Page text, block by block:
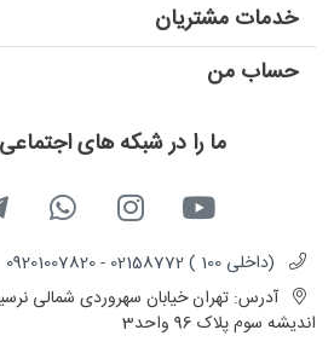
ما را در شبکه های
(داخلی 100 ) 02158772 - 09201007820
آدرس: تهران خیابان سهروردی شمالی
اندیشه سوم پلاک 96 واحد3
خدمات مشتریان
حساب من